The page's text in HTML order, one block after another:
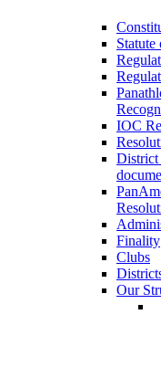
Statute
IOC
District
Finality
Clubs
Our